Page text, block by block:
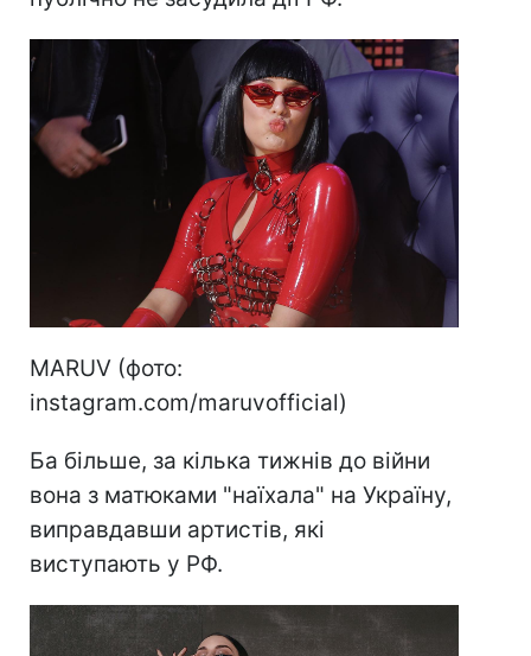
MARUV (фото:
instagram.com/maruvofficial)
Ба більше, за кілька тижнів до війни
вона з матюками "наїхала" на Україну,
виправдавши артистів, які
виступають у РФ.